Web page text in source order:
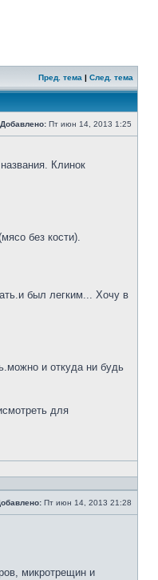
Пред. тема | След. тема
Добавлено: Пт июн 14, 2013 1:25
Клинок
без кости).
был легким... Хочу в
и откуда ни будь
для
Пт июн 14, 2013 21:28
микротрещин и